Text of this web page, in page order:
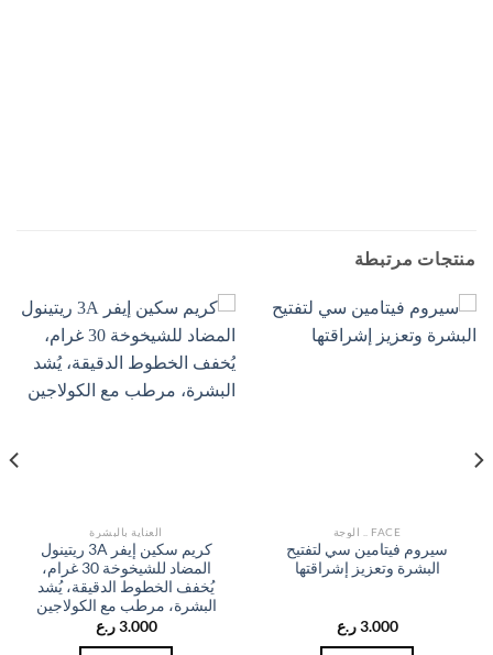
منتجات مرتبطة
FACE .. الوجة
سيروم فيتامين سي لتفتيح
البشرة وتعزيز إشراقتها
3.000 ر.ع
العناية بالبشرة
كريم سكين إيفر 3A ريتينول
المضاد للشيخوخة 30 غرام،
يُخفف الخطوط الدقيقة، يُشد
البشرة، مرطب مع الكولاجين
3.000 ر.ع